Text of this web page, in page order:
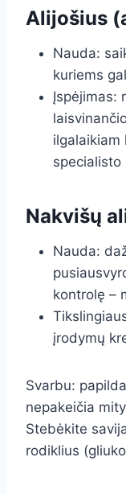
Alijošius
Nauda:
kuriems
Įspėjimas:
ilgalaikiam
specialisto
Nakvišų
Nauda:
kontrolę –
įrodymų
Svarbu:
nepakeičia
Stebėkite
rodiklius